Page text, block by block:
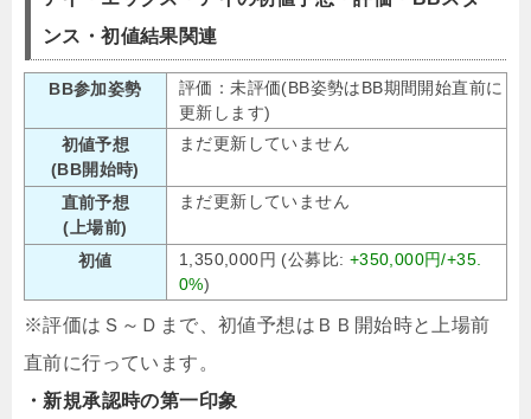
ンス・初値結果関連
BB参加姿勢
評価：未評価(BB姿勢はBB期間開始直前に
更新します)
初値予想
(BB開始時)
まだ更新していません
直前予想
(上場前)
まだ更新していません
初値 1,350,000円 (公募比: +350,000円/+35.
0%)
※評価はＳ～Ｄまで、初値予想はＢＢ開始時と上場前
直前に行っています。
・新規承認時の第一印象